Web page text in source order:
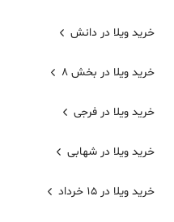
خرید ویلا در دانش
خرید ویلا در بخش 8
خرید ویلا در فرجی
خرید ویلا در شهابی
خرید ویلا در 15 خرداد